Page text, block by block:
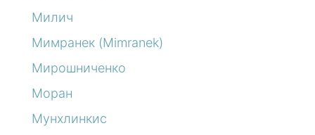
Милич
Мимранек (Mimranek)
Мирошниченко
Моран
Мунхлинкис